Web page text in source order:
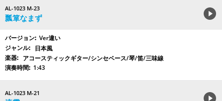
AL-1023 M-23
瓢箪なまず
Ver違い
日本風
アコースティックギター/シンセベース/琴/笛/三味線
1:43
AL-1023 M-21